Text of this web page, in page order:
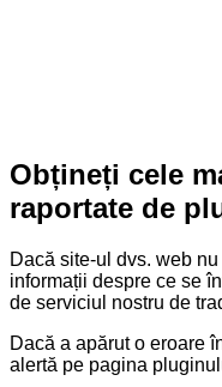
Obțineți cele
raportate de
Dacă site-ul dvs. web
informații despre ce se
de serviciul nostru de
Dacă a apărut o eroare
alertă pe pagina